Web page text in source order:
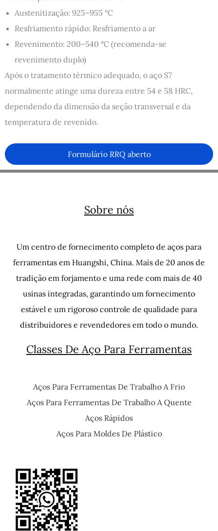
Austenitização: 925–955 °C
Resfriamento rápido: Resfriamento a ar
Revenimento: 200–540 °C (recomenda-se
revenimento duplo)
Após o tratamento térmico adequado, o aço S7
normalmente atinge uma dureza entre 54 e 58 HRC,
dependendo da dimensão da seção transversal e da
temperatura de revenido.
Formulário RRQ aberto
Sobre nós
Um centro de fornecimento completo de aços para
ferramentas em Huangshi, China. Mais de 20 anos de
tradição em forjamento e uma rede com mais de 40
usinas integradas, garantindo um fornecimento
estável e um rigoroso controle de qualidade para
distribuidores e revendedores em todo o mundo.
Classes De Aço Para Ferramentas
Aços Para Ferramentas De Trabalho A Frio
Aços Para Ferramentas De Trabalho A Quente
Aços Rápidos
Aços Para Moldes De Plástico